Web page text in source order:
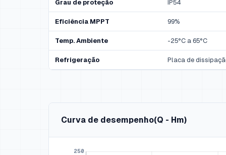
Grau de proteção IP54
Eficiência MPPT 99%
Temp. Ambiente -25°C a 65°C
Refrigeração Placa de
Curva de desempenho(Q - Hm)